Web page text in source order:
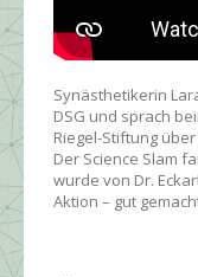
Synästhetikerin
DSG und sprach
Riegel-Stiftung
Der Science Slam
wurde von Dr.
Aktion – gut